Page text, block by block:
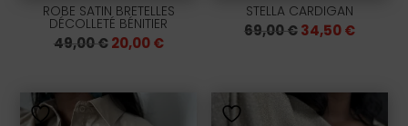
ROBE SATIN BRETELLES
DÉCOLLETÉ BÉNITIER
49,00€ Le
prix
49,00 €.
20,00€Le
20,00 €.
STELLA CARDIGAN
69,00€Le
prix
34,50€Le